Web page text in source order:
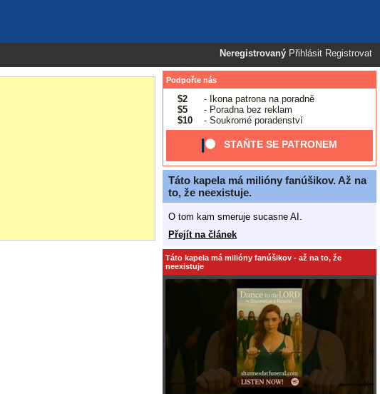
Neregistrovaný Přihlásit Registrovat
Podpořte nás
$2
- Ikona patrona na poradně
$5
- Poradna bez reklam
$10
- Soukromé poradenství
STAŇTE SE PATRONEM
Táto kapela má milióny fanúšikov. Až na
to, že neexistuje.
O tom kam smeruje sucasne AI.
Přejít na článek
Táto kapela má milióny fanúšikov - až na to, že
neexistuje